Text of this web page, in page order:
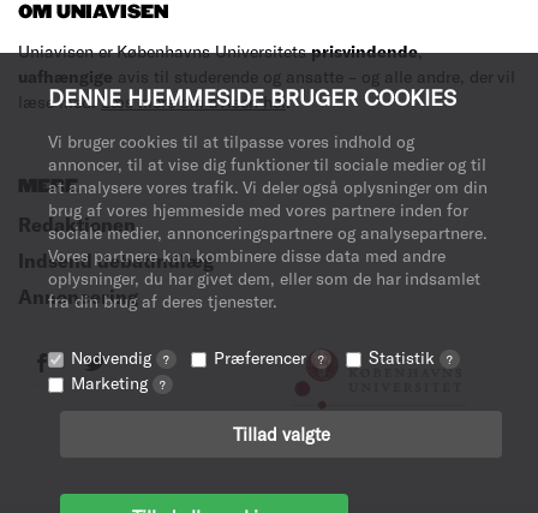
DENNE HJEMMESIDE BRUGER COOKIES
Vi bruger cookies til at tilpasse vores indhold og
annoncer, til at vise dig funktioner til sociale medier og til
at analysere vores trafik. Vi deler også oplysninger om din
brug af vores hjemmeside med vores partnere inden for
sociale medier, annonceringspartnere og analysepartnere.
Vores partnere kan kombinere disse data med andre
oplysninger, du har givet dem, eller som de har indsamlet
fra din brug af deres tjenester.
Nødvendig ? Præferencer ? Statistik ?
Marketing ?
Tillad valgte
OM UNIAVISEN
Uniavisen er Københavns Universitetsprisvindende,
uafhængige avis til studerende og ansatte – og alle andre, der vil
læse med.Læs mere om avisen her.
MERE
Redaktionen
Indsend debatindlæg
Annoncering